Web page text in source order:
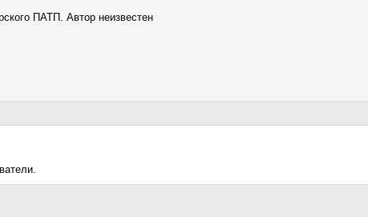
ПАТП. Автор неизвестен